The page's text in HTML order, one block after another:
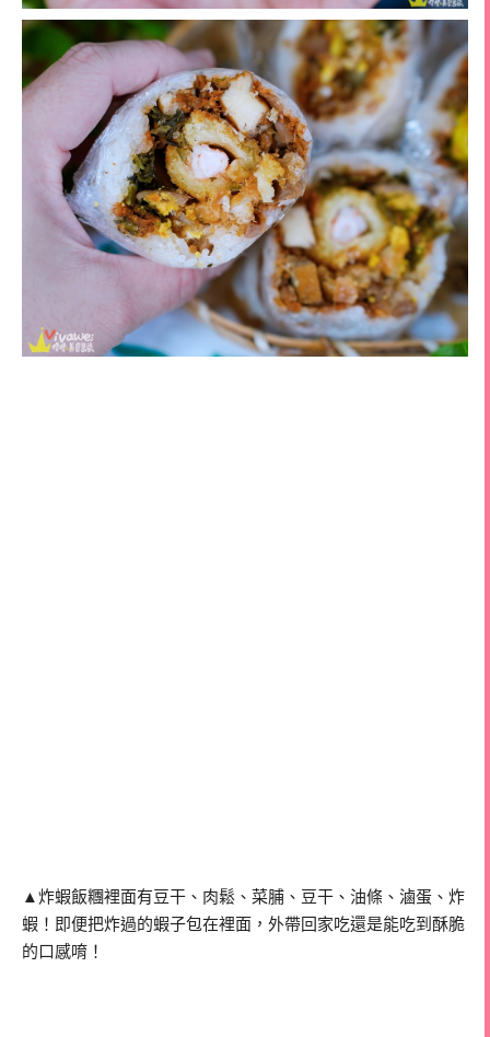
▲炸蝦飯糰裡面有豆干、肉鬆、菜脯、豆干、油條、滷蛋、炸
蝦！即便把炸過的蝦子包在裡面，外帶回家吃還是能吃到酥脆
的口感唷！